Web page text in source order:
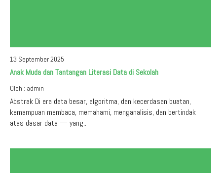
13 September 2025
Anak Muda dan Tantangan Literasi Data di Sekolah
Oleh : admin
Abstrak Di era data besar, algoritma, dan kecerdasan buatan,
kemampuan membaca, memahami, menganalisis, dan bertindak
atas dasar data — yang..